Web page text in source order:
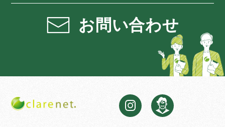
お問い合わせ